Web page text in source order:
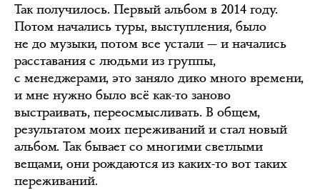
Так получилось. Первый альбом в 2014 году.
Потом начались туры, выступления, было
не до музыки, потом все устали — и начались
расставания с людьми из группы,
с менеджерами, это заняло дико много времени,
и мне нужно было всё как-то заново
выстраивать, переосмысливать. В общем,
результатом моих переживаний и стал новый
альбом. Так бывает со многими светлыми
вещами, они рождаются из каких-то вот таких
переживаний.